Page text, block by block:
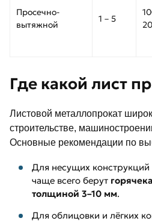
Просечно-
вытяжной
1 – 5
Где какой лист
Листовой металлопрокат
строительстве,
Основные рекомендации по
Для несущих конструкций
чаще всего берут
толщиной 3–10 мм.
Для облицовки и лёгких